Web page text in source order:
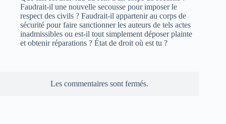
Faudrait-il une nouvelle secousse pour imposer le
respect des civils ? Faudrait-il appartenir au corps de
sécurité pour faire sanctionner les auteurs de tels actes
inadmissibles ou est-il tout simplement déposer plainte
et obtenir réparations ? État de droit où est tu ?
Les commentaires sont fermés.